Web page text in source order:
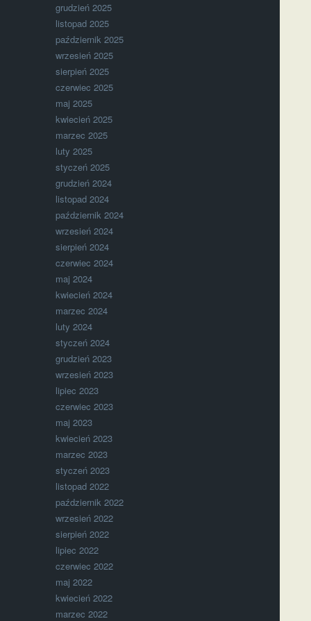
grudzień 2025
listopad 2025
październik 2025
wrzesień 2025
sierpień 2025
czerwiec 2025
maj 2025
kwiecień 2025
marzec 2025
luty 2025
styczeń 2025
grudzień 2024
listopad 2024
październik 2024
wrzesień 2024
sierpień 2024
czerwiec 2024
maj 2024
kwiecień 2024
marzec 2024
luty 2024
styczeń 2024
grudzień 2023
wrzesień 2023
lipiec 2023
czerwiec 2023
maj 2023
kwiecień 2023
marzec 2023
styczeń 2023
listopad 2022
październik 2022
wrzesień 2022
sierpień 2022
lipiec 2022
czerwiec 2022
maj 2022
kwiecień 2022
marzec 2022